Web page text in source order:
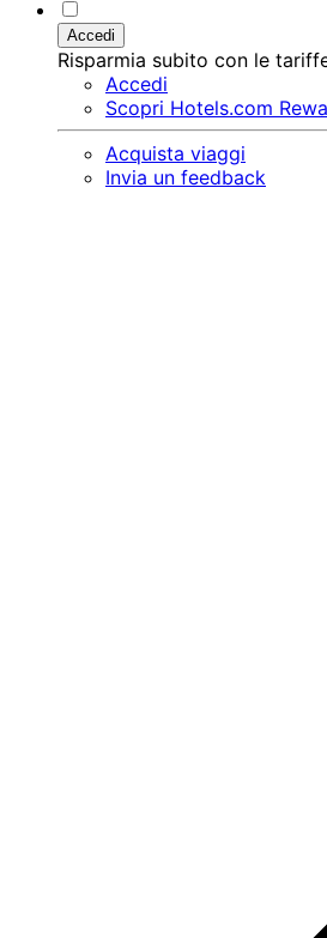
Accedi
Risparmia subito con le
Accedi
Scopri Hotels.com
Acquista viaggi
Invia un feedback